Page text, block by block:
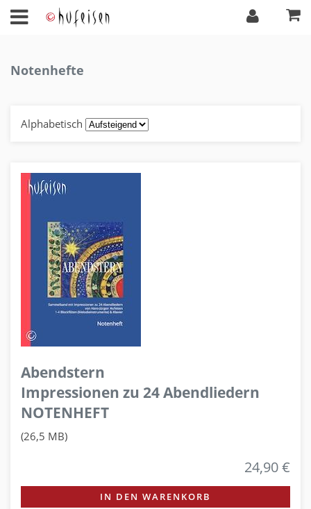
Notenhefte
Alphabetisch
Abendstern
Impressionen zu 24 Abendliedern
NOTENHEFT
(26,5 MB)
24,90 €
IN DEN WARENKORB